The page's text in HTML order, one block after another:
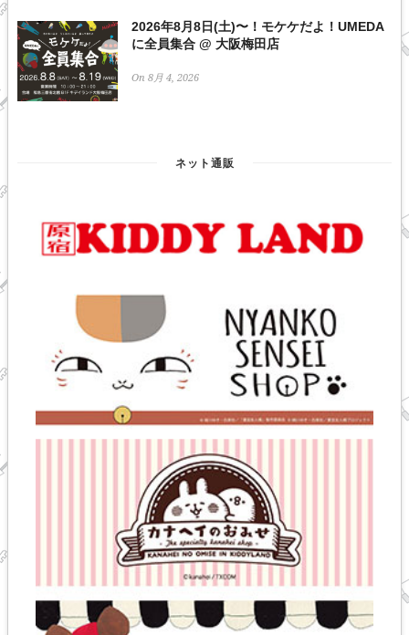
2026年8月8日(土)〜！モケケだよ！UMEDA
に全員集合 @ 大阪梅田店
On 8月 4, 2026
ネット通販